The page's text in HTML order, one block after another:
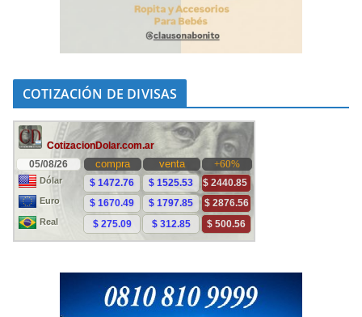
COTIZACIÓN DE DIVISAS